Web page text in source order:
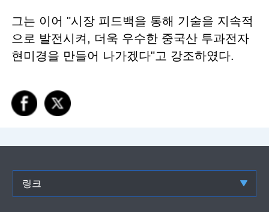
그는 이어 "시장 피드백을 통해 기술을 지속적
으로 발전시켜, 더욱 우수한 중국산 투과전자
현미경을 만들어 나가겠다"고 강조하였다.
링크